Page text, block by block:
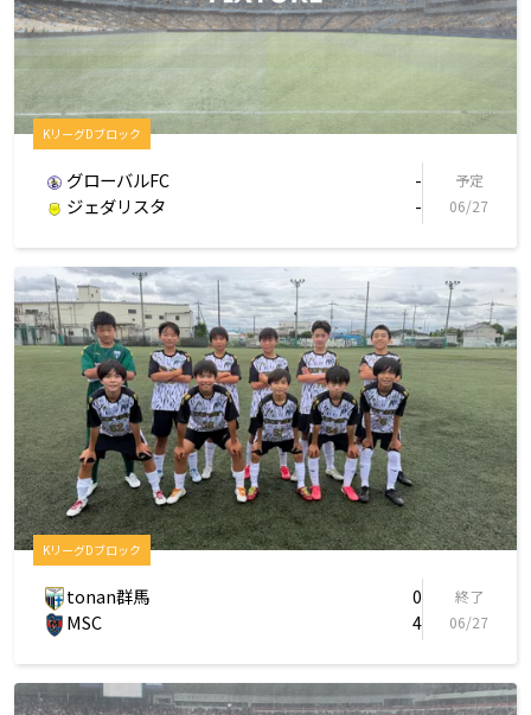
KリーグDブロック
グローバルFC -
ジェダリスタ -
予定
06/27
KリーグDブロック
tonan群馬 0
MSC 4
終了
06/27